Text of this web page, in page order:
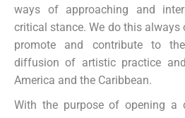
ways of approaching and
critical stance. We do this always
promote and contribute to
diffusion of artistic practice
America and the Caribbean.
With the purpose of opening a